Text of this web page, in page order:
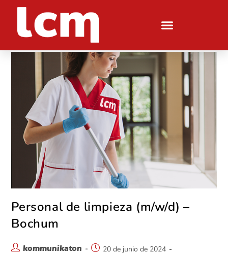
Personal de limpieza (m/w/d) –
Bochum
kommunikaton 20 de junio de 2024